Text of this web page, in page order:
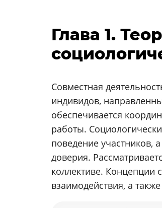
Глава 1.
Совместная
индивидов,
обеспечивается
работы.
поведение участников,
доверия.
коллективе. Концепции
взаимодействия, а